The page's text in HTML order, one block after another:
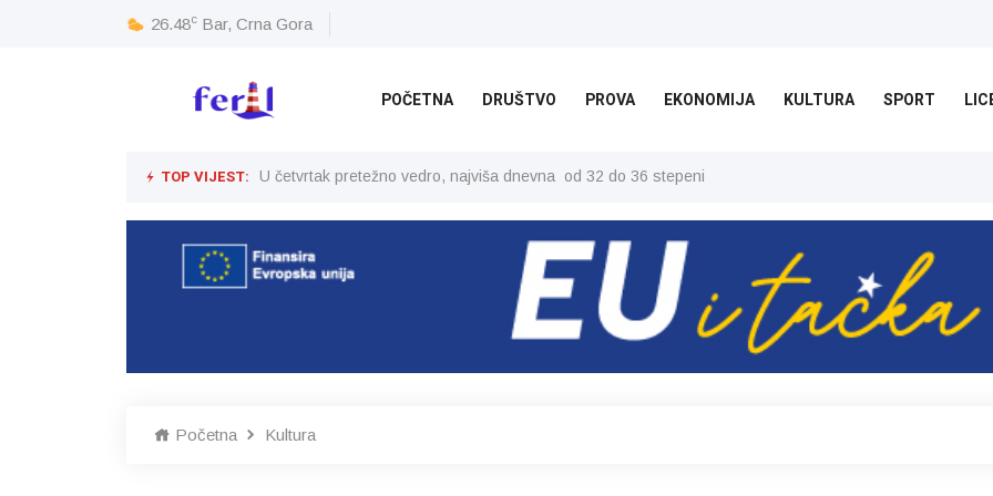
26.48c Bar, Crna Gora
POČETNA DRUŠTVO PROVA EKONOMIJA KULTURA SPORT
TOP VIJEST: U četvrtak pretežno vedro, najviša dnevna od 32 do 36 stepeni
Početna Kultura